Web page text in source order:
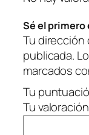
d
a
d
Sé el primero
Tu dirección
publicada.
marcados
Tu
Tu valoración